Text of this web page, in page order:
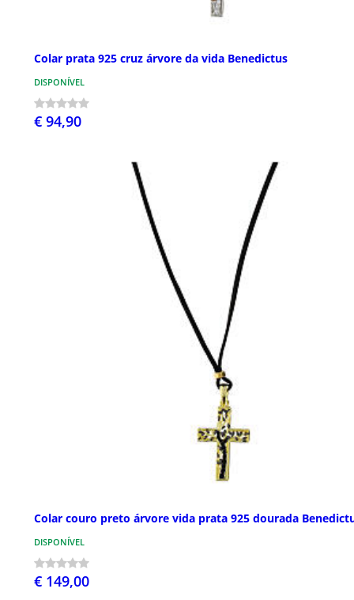
Colar prata 925 cruz árvore da vida Benedictus
DISPONÍVEL
€ 94,90
Colar couro preto árvore vida prata 925 dourada
DISPONÍVEL
€ 149,00